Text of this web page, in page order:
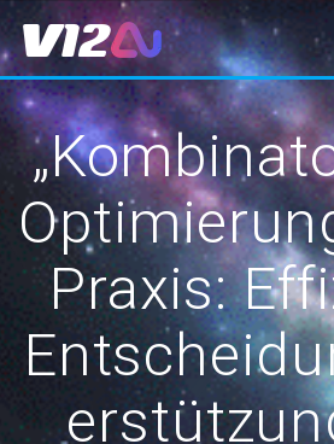
Zum
Inhalt
springen
Praxis: